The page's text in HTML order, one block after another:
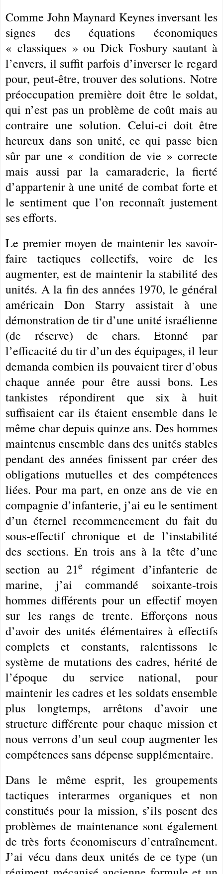
Comme John Maynard Keynes inversant les
signes des équations économiques
« classiques » ou Dick Fosbury sautant à
l’envers, il suffit parfois d’inverser le regard
pour, peut-être, trouver des solutions. Notre
préoccupation première doit être le soldat,
qui n’est pas un problème de coût mais au
contraire une solution. Celui-ci doit être
heureux dans son unité, ce qui passe bien
sûr par une « condition de vie » correcte
mais aussi par la camaraderie, la fierté
d’appartenir à une unité de combat forte et
le sentiment que l’on reconnaît justement
ses efforts.
Le premier moyen de maintenir les savoir-
faire tactiques collectifs, voire de les
augmenter, est de maintenir la stabilité des
unités. A la fin des années 1970, le général
américain Don Starry assistait à une
démonstration de tir d’une unité israélienne
(de réserve) de chars. Etonné par
l’efficacité du tir d’un des équipages, il leur
demanda combien ils pouvaient tirer d’obus
chaque année pour être aussi bons. Les
tankistes répondirent que six à huit
suffisaient car ils étaient ensemble dans le
même char depuis quinze ans. Des hommes
maintenus ensemble dans des unités stables
pendant des années finissent par créer des
obligations mutuelles et des compétences
liées. Pour ma part, en onze ans de vie en
compagnie d’infanterie, j’ai eu le sentiment
d’un éternel recommencement du fait du
sous-effectif chronique et de l’instabilité
des sections. En trois ans à la tête d’une
section au 21e
régiment d’infanterie de
marine, j’ai commandé soixante-trois
hommes différents pour un effectif moyen
sur les rangs de trente. Efforçons nous
d’avoir des unités élémentaires à effectifs
complets et constants, ralentissons le
système de mutations des cadres, hérité de
l’époque du service national, pour
maintenir les cadres et les soldats ensemble
plus longtemps, arrêtons d’avoir une
structure différente pour chaque mission et
nous verrons d’un seul coup augmenter les
compétences sans dépense supplémentaire.
Dans le même esprit, les groupements
tactiques interarmes organiques et non
constitués pour la mission, s’ils posent des
problèmes de maintenance sont également
de très forts économiseurs d’entraînement.
J’ai vécu dans deux unités de ce type (un